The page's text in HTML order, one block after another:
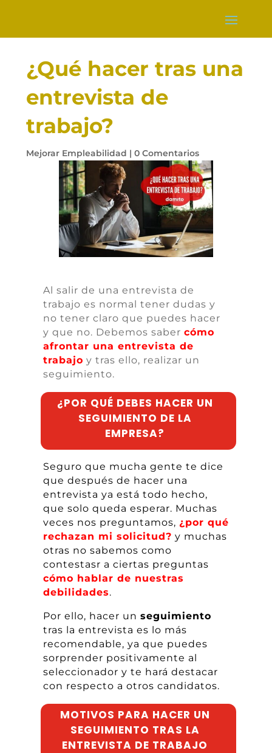
¿Qué hacer tras una
entrevista de
trabajo?
Mejorar Empleabilidad | 0 Comentarios
Al salir de una entrevista de
trabajo es normal tener dudas y
no tener claro que puedes hacer
y que no. Debemos saber cómo
afrontar una entrevista de
trabajo y tras ello, realizar un
seguimiento.
¿POR QUÉ DEBES HACER UN
SEGUIMIENTO DE LA
EMPRESA?
Seguro que mucha gente te dice
que después de hacer una
entrevista ya está todo hecho,
que solo queda esperar. Muchas
veces nos preguntamos, ¿ por qué
rechazan mi solicitud? y muchas
otras no sabemos como
contestasr a ciertas preguntas
cómo hablar de nuestras
debilidades.
Por ello, hacer un seguimiento
tras la entrevista es lo más
recomendable, ya que puedes
sorprender positivamente al
seleccionador y te hará destacar
con respecto a otros candidatos.
MOTIVOS PARA HACER UN
SEGUIMIENTO TRAS LA
ENTREVISTA DE TRABAJO